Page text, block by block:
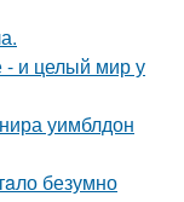
- и целый мир у
уимблдон
безумно